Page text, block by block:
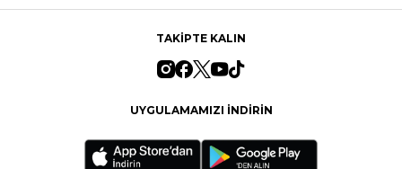
TAKİPTE KALIN
UYGULAMAMIZI İNDİRİN